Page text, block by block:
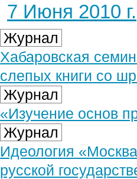
7 Июня 2010 г.
Журнал
Хабаровская
слепых книги со
Журнал
«Изучение основ
Журнал
Идеология
русской